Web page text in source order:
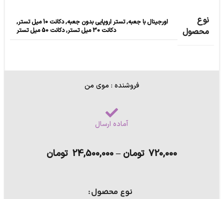
نوع
محصول
اورجینال با جعبه,تستر اروپایی بدون جعبه,دکانت 10 میل تستر
,
دکانت 30 میل تستر
,دکانت 50 میل تستر
فروشنده : موی من
آماده ارسال
720,000 تومان –
24,500,000 تومان
نوع محصول